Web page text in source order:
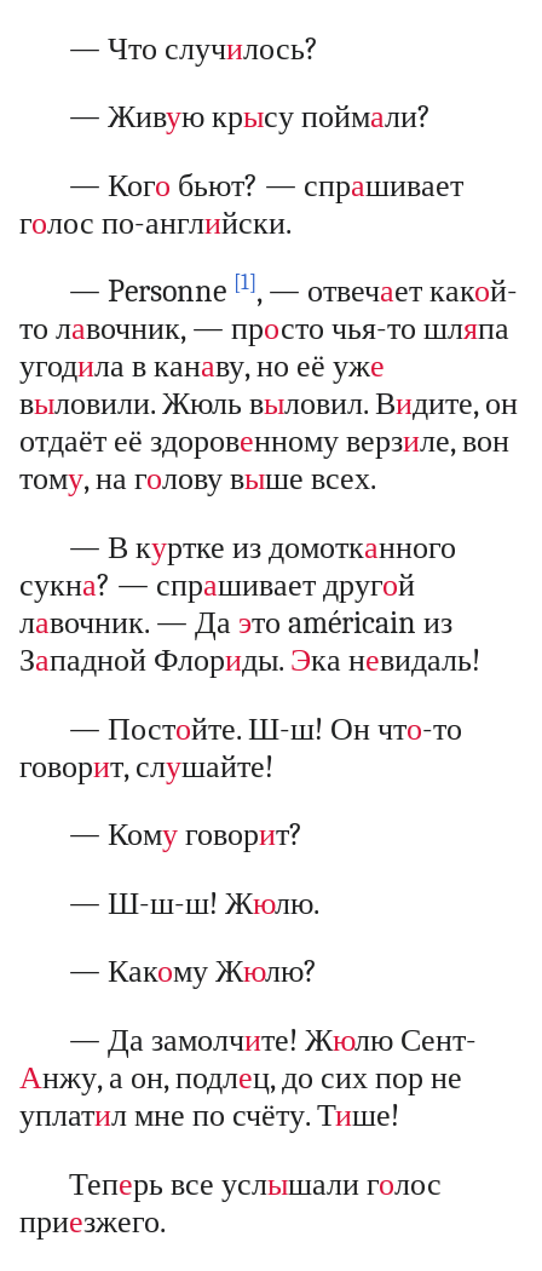
— Что случилось?
— Живую крысу поймали?
— Кого бьют? — спрашивает
голос по-английски.
— Personne [1] , — отвечает какой-
то лавочник, — просто чья-то шляпа
угодила в канаву, но её уже
выловили. Жюль выловил. Видите, он
отдаёт её здоровенному верзиле, вон
тому, на голову выше всех.
— В куртке из домотканного
сукна? — спрашивает другой
лавочник. — Да это américain из
Западной Флориды. Эка невидаль!
— Постойте. Ш-ш! Он что-то
говорит, слушайте!
— Комуговорит?
— Ш-ш-ш! Жюлю.
— Какому Жюлю?
— Да замолчите! Жюлю Сент-
Анжу, а он, подлец, до сих пор не
уплатил мне по счёту. Тише!
Теперь все услышали голос
приезжего.